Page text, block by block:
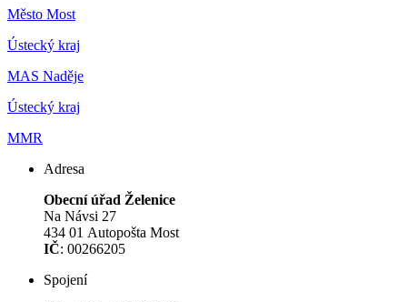
Město Most
Ústecký kraj
MAS Naděje
Ústecký kraj
MMR
Adresa
Obecní úřad Želenice
Na Návsi 27
434 01 Autopošta Most
IČ: 00266205
Spojení